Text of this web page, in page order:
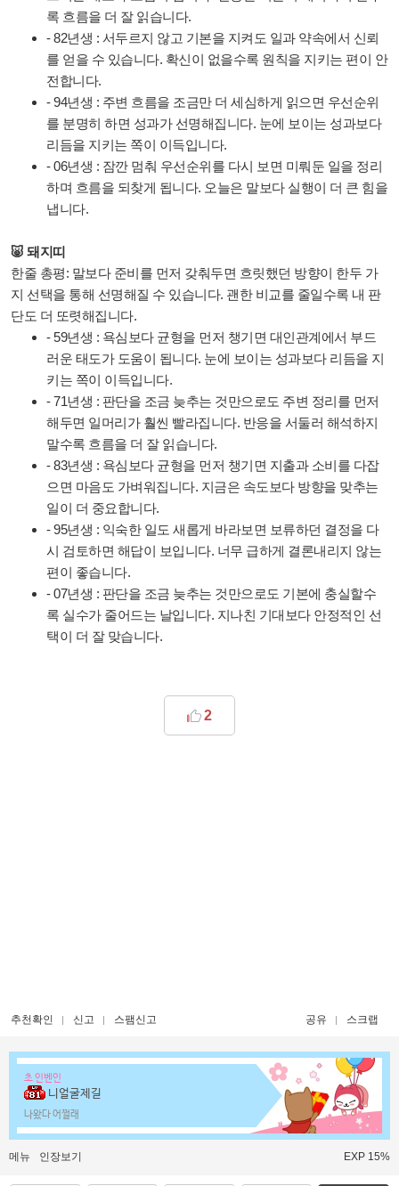
록 흐름을 더 잘 읽습니다.
- 82년생 : 서두르지 않고 기본을 지켜도 일과 약속에서 신뢰
를 얻을 수 있습니다. 확신이 없을수록 원칙을 지키는 편이 안
전합니다.
- 94년생 : 주변 흐름을 조금만 더 세심하게 읽으면 우선순위
를 분명히 하면 성과가 선명해집니다. 눈에 보이는 성과보다
리듬을 지키는 쪽이 이득입니다.
- 06년생 : 잠깐 멈춰 우선순위를 다시 보면 미뤄둔 일을 정리
하며 흐름을 되찾게 됩니다. 오늘은 말보다 실행이 더 큰 힘을
냅니다.
🐷 돼지띠
한줄 총평: 말보다 준비를 먼저 갖춰두면 흐릿했던 방향이 한두 가
지 선택을 통해 선명해질 수 있습니다. 괜한 비교를 줄일수록 내 판
단도 더 또렷해집니다.
- 59년생 : 욕심보다 균형을 먼저 챙기면 대인관계에서 부드
러운 태도가 도움이 됩니다. 눈에 보이는 성과보다 리듬을 지
키는 쪽이 이득입니다.
- 71년생 : 판단을 조금 늦추는 것만으로도 주변 정리를 먼저
해두면 일머리가 훨씬 빨라집니다. 반응을 서둘러 해석하지
말수록 흐름을 더 잘 읽습니다.
- 83년생 : 욕심보다 균형을 먼저 챙기면 지출과 소비를 다잡
으면 마음도 가벼워집니다. 지금은 속도보다 방향을 맞추는
일이 더 중요합니다.
- 95년생 : 익숙한 일도 새롭게 바라보면 보류하던 결정을 다
시 검토하면 해답이 보입니다. 너무 급하게 결론내리지 않는
편이 좋습니다.
- 07년생 : 판단을 조금 늦추는 것만으로도 기본에 충실할수
록 실수가 줄어드는 날입니다. 지나친 기대보다 안정적인 선
택이 더 잘 맞습니다.
2
추천확인 신고 스팸신고 공유 스크랩
초 인벤인
니얼굴제길
나왔다 어쩔래
메뉴 인장보기 EXP 15%